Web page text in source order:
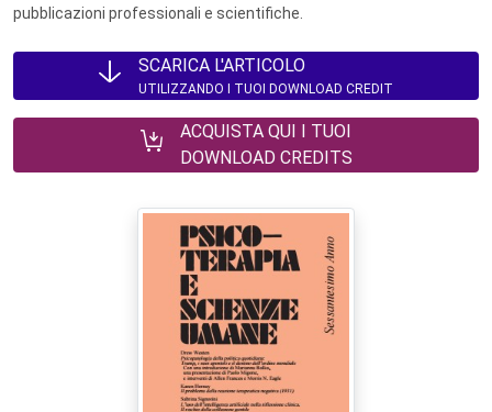
pubblicazioni professionali e scientifiche.
SCARICA L'ARTICOLO
UTILIZZANDO I TUOI DOWNLOAD CREDIT
ACQUISTA QUI I TUOI
DOWNLOAD CREDITS